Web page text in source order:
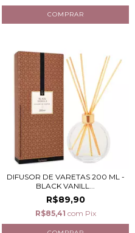
DIFUSOR DE VARETAS 200 ML -
BLACK VANILL...
R$89,90
R$85,41 com Pix